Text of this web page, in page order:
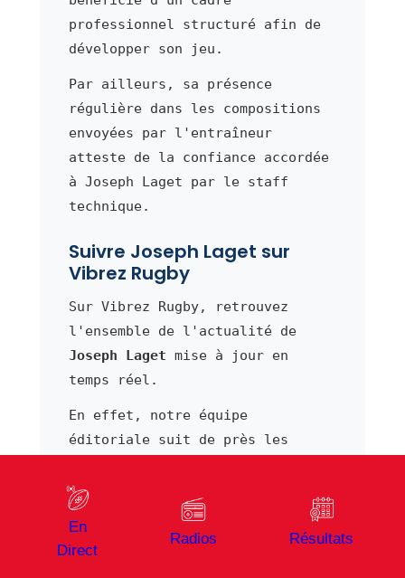
professionnel structuré afin de
développer son jeu.
Par ailleurs, sa présence
régulière dans les compositions
envoyées par l'entraîneur
atteste de la confiance accordée
à Joseph Laget par le staff
technique.
Suivre Joseph Laget sur
Vibrez Rugby
Sur Vibrez Rugby, retrouvez
l'ensemble de l'actualité de
Joseph Laget mise à jour en
temps réel.
En effet, notre équipe
éditoriale suit de près les
Provence Rugby et publie
régulièrement des analyses sur
ses matchs et déclarations.
En
Direct
Radios Résultats